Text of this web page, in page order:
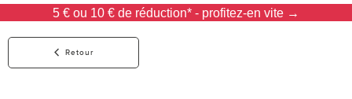
5 € ou 10 € de réduction* - profitez-en vite →
Retour